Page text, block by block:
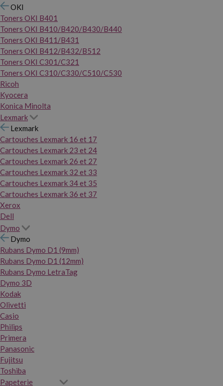
OKI
Toners OKI B401
Toners OKI B410/B420/B430/B440
Toners OKI B411/B431
Toners OKI B412/B432/B512
Toners OKI C301/C321
Toners OKI C310/C330/C510/C530
Ricoh
Kyocera
Konica Minolta
Lexmark
Lexmark
Cartouches Lexmark 16 et 17
Cartouches Lexmark 23 et 24
Cartouches Lexmark 26 et 27
Cartouches Lexmark 32 et 33
Cartouches Lexmark 34 et 35
Cartouches Lexmark 36 et 37
Xerox
Dell
Dymo
Dymo
Rubans Dymo D1 (9mm)
Rubans Dymo D1 (12mm)
Rubans Dymo LetraTag
Dymo 3D
Kodak
Olivetti
Casio
Philips
Primera
Panasonic
Fujitsu
Toshiba
Papeterie